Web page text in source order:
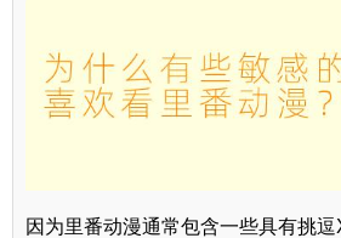
因为里番动漫通常包含一些具有挑